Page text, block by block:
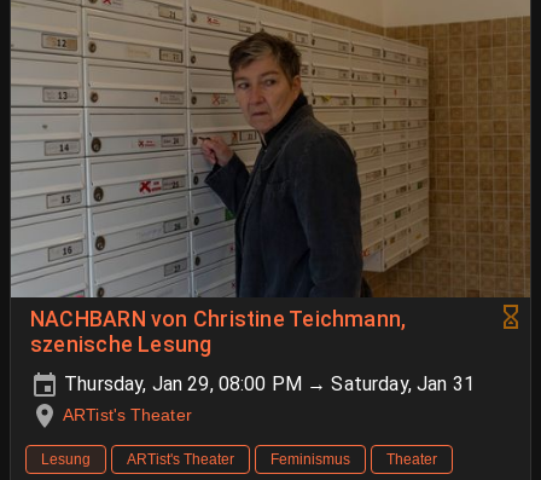
NACHBARN von Christine Teichmann,
szenische Lesung
Thursday, Jan 29, 08:00 PM → Saturday, Jan 31
ARTist's Theater
Lesung ARTist's Theater Feminismus Theater